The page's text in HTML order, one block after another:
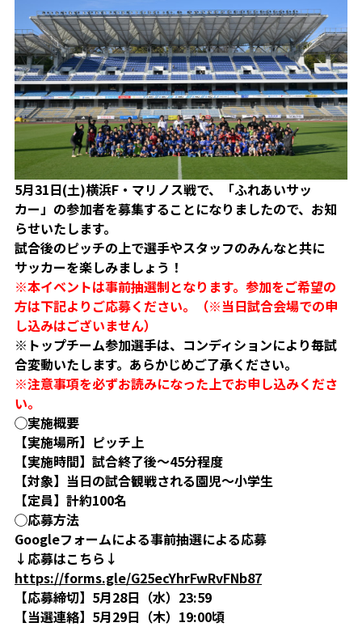
アカデミー
スクール
その他
️スタジアムを知る
スタジアムアクセス
スタジアムマップ
観戦方法を知る
スタジアム観戦ガイド
観戦マナー＆ルール
ビジターサポーターの皆様へ
車イスでの観戦
試合運営管理規程
クラブゼルビスタへの入会
シーズンシート
ＦＣ町田ゼルビアをサポート
トレーニングの見学・ファンサービス
ボランティア
ＦＣ町田ゼルビアカレンダー
三輪緑山ベースを利用
三輪緑山ベースご利用案内
グッズを買うトップ
オンラインストア
ユニフォーム
ホームタウン
ホームタウントップ
ゼルビアアシスト募集
ゼルビアアシスト協賛企業一覧
ゼルナビ
ゼル塾
ＦＣ町田ゼルビアスポーツクラブ
ＦＣ町田ゼルビアアカデミー
ゼルビアフットサルパーク
パートナー
パートナートップ
パートナー企業一覧
お問い合わせ
FOLLOW
5月31日(土)横浜F・マリノス戦で、「ふれあいサッ
カー」の参加者を募集することになりましたので、お知
らせいたします。
試合後のピッチの上で選手やスタッフのみんなと共に
サッカーを楽しみましょう！
※本イベントは事前抽選制となります。参加をご希望の
方は下記よりご応募ください。（※当日試合会場での申
し込みはございません）
※トップチーム参加選手は、コンディションにより毎試
合変動いたします。あらかじめご了承ください。
※注意事項を必ずお読みになった上でお申し込みくださ
い。
◯実施概要
【実施場所】ピッチ上
【実施時間】試合終了後～45分程度
【対象】当日の試合観戦される園児〜小学生
【定員】計約100名
◯応募方法
Googleフォームによる事前抽選による応募
↓応募はこちら ↓
https://forms.gle/G25ecYhrFwRvFNb87
【応募締切】5月28日（水）23:59
【当選連絡】5月29日（木）19:00頃